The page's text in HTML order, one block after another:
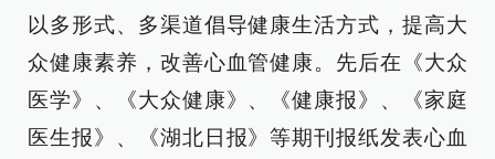
以多形式、多渠道倡导健康生活方式，提高大
众健康素养，改善心血管健康。先后在《大众
医学》、《大众健康》、《健康报》、《家庭
医生报》、《湖北日报》等期刊报纸发表心血